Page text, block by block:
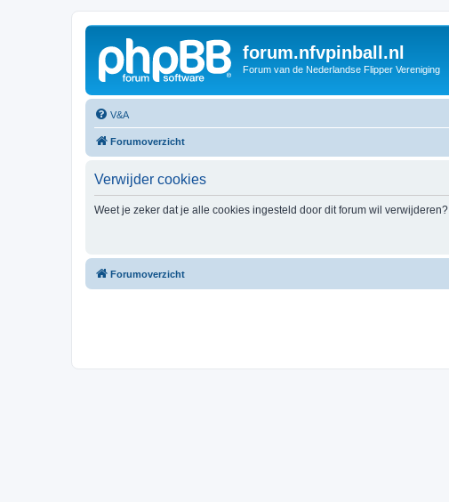
forum.nfvpinball.nl
Forum van de Nederlandse Flipper Vereniging
V&A
Forumoverzicht
Verwijder cookies
Weet je zeker dat je alle cookies ingesteld door dit forum wil verwijderen?
Forumoverzicht